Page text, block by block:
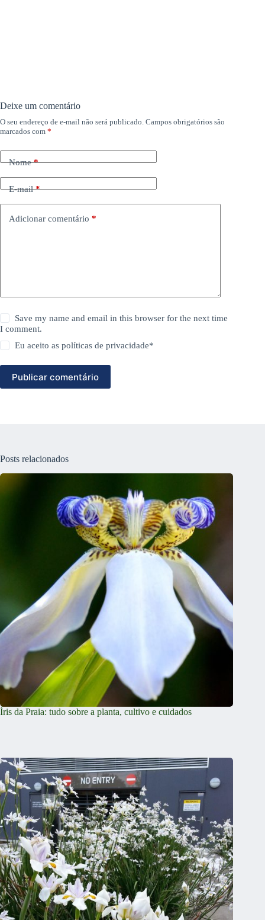
Deixe um comentário
O seu endereço de e-mail não será publicado. Campos obrigatórios são
marcados com *
Nome*
E-mail*
Adicionar comentário *
Save my name and email in this browser for the next time
I comment.
Eu aceito aspolíticas de privacidade*
Publicar comentário
Posts relacionados
Íris da Praia: tudo sobre a planta, cultivo e cuidados